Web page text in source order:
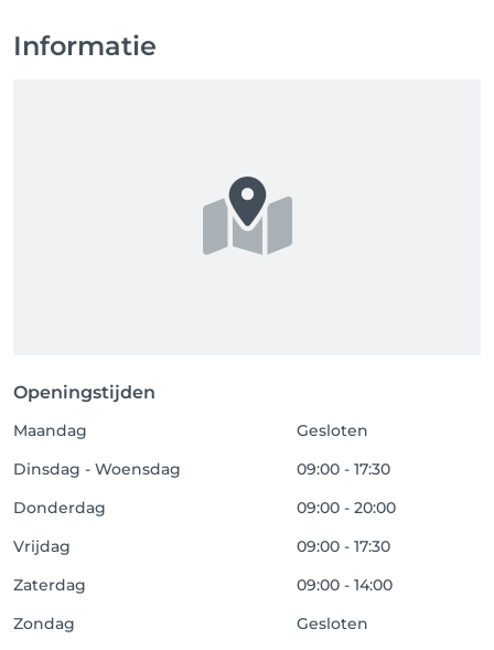
Informatie
Openingstijden
Maandag
Gesloten
Dinsdag - Woensdag
09:00 - 17:30
Donderdag
09:00 - 20:00
Vrijdag
09:00 - 17:30
Zaterdag
09:00 - 14:00
Zondag
Gesloten